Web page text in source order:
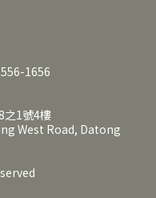
1656
之1號4樓
West Road, Datong